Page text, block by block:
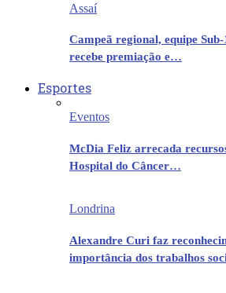
Assaí
Campeã regional, equipe
recebe premiação e…
Esportes
Eventos
McDia Feliz arrecada
Hospital do Câncer…
Londrina
Alexandre Curi faz
importância dos trabalhos